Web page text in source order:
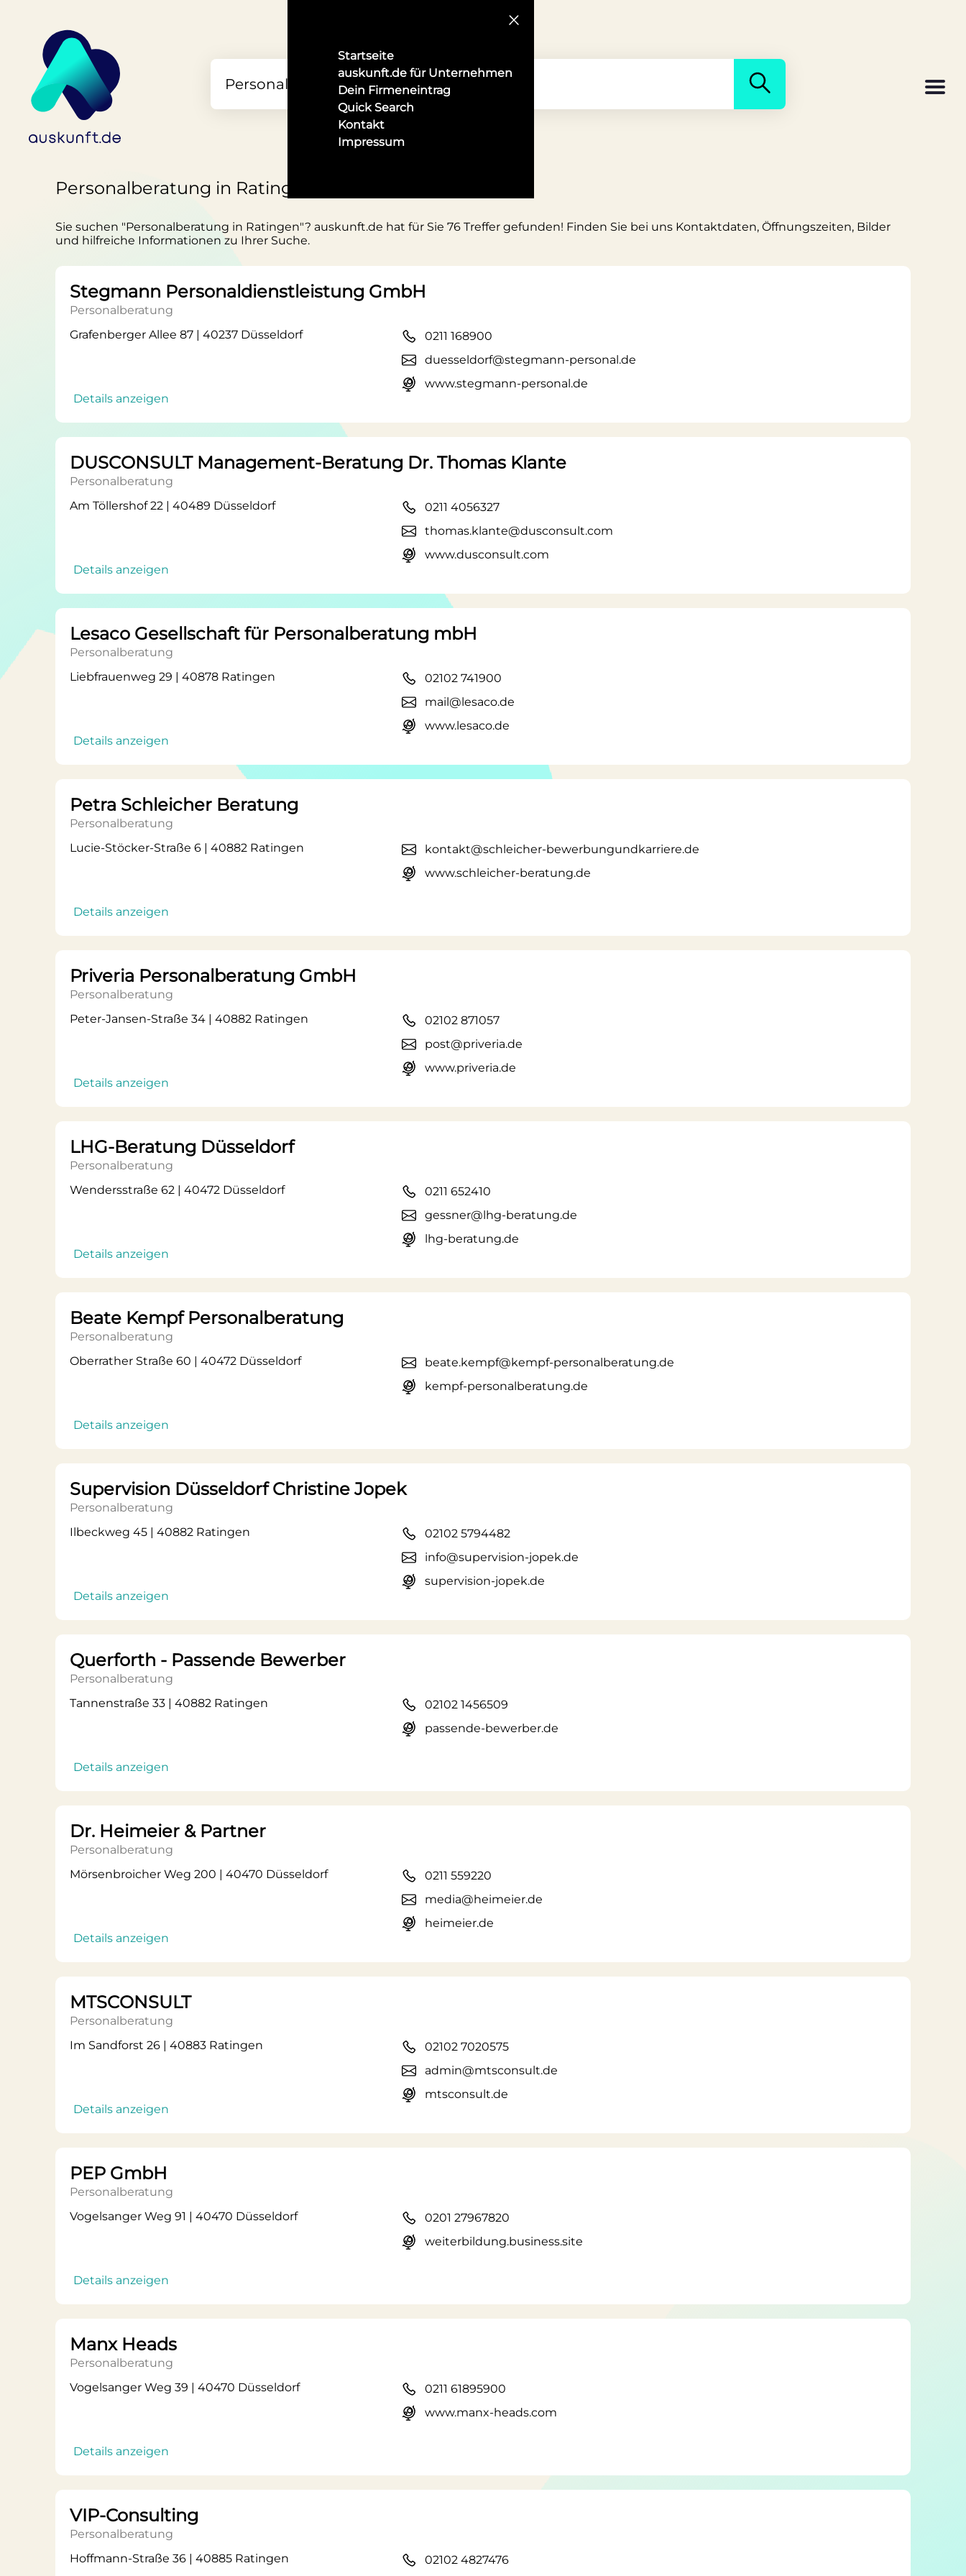
Startseite
auskunft.de für Unternehmen
Dein Firmeneintrag
Quick Search
Kontakt
Impressum
Personalberatung in Ratingen
Sie suchen "Personalberatung in Ratingen"? auskunft.de hat für Sie 76 Treffer gefunden! Finden Sie bei uns Kontaktdaten, Öffnungszeiten, Bilder
und hilfreiche Informationen zu Ihrer Suche.
Stegmann Personaldienstleistung GmbH
Personalberatung
Grafenberger Allee 87 | 40237 Düsseldorf
Details anzeigen
0211 168900
duesseldorf@stegmann-personal.de
www.stegmann-personal.de
DUSCONSULT Management-Beratung Dr. Thomas Klante
Personalberatung
Am Töllershof 22 | 40489 Düsseldorf
Details anzeigen
0211 4056327
thomas.klante@dusconsult.com
www.dusconsult.com
Lesaco Gesellschaft für Personalberatung mbH
Personalberatung
Liebfrauenweg 29 | 40878 Ratingen
Details anzeigen
02102 741900
mail@lesaco.de
www.lesaco.de
Petra Schleicher Beratung
Personalberatung
Lucie-Stöcker-Straße 6 | 40882 Ratingen
Details anzeigen
kontakt@schleicher-bewerbungundkarriere.de
www.schleicher-beratung.de
Priveria Personalberatung GmbH
Personalberatung
Peter-Jansen-Straße 34 | 40882 Ratingen
Details anzeigen
02102 871057
post@priveria.de
www.priveria.de
LHG-Beratung Düsseldorf
Personalberatung
Wendersstraße 62 | 40472 Düsseldorf
Details anzeigen
0211 652410
gessner@lhg-beratung.de
lhg-beratung.de
Beate Kempf Personalberatung
Personalberatung
Oberrather Straße 60 | 40472 Düsseldorf
Details anzeigen
beate.kempf@kempf-personalberatung.de
kempf-personalberatung.de
Supervision Düsseldorf Christine Jopek
Personalberatung
Ilbeckweg 45 | 40882 Ratingen
Details anzeigen
02102 5794482
info@supervision-jopek.de
supervision-jopek.de
Querforth - Passende Bewerber
Personalberatung
Tannenstraße 33 | 40882 Ratingen
Details anzeigen
02102 1456509
passende-bewerber.de
Dr. Heimeier & Partner
Personalberatung
Mörsenbroicher Weg 200 | 40470 Düsseldorf
Details anzeigen
0211 559220
media@heimeier.de
heimeier.de
MTSCONSULT
Personalberatung
Im Sandforst 26 | 40883 Ratingen
Details anzeigen
02102 7020575
admin@mtsconsult.de
mtsconsult.de
PEP GmbH
Personalberatung
Vogelsanger Weg 91 | 40470 Düsseldorf
Details anzeigen
0201 27967820
weiterbildung.business.site
Manx Heads
Personalberatung
Vogelsanger Weg 39 | 40470 Düsseldorf
Details anzeigen
0211 61895900
www.manx-heads.com
VIP-Consulting
Personalberatung
Hoffmann-Straße 36 | 40885 Ratingen
02102 4827476